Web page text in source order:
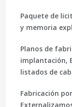
Paquete de
y memoria
Planos de
implantación,
listados de
Fabricación